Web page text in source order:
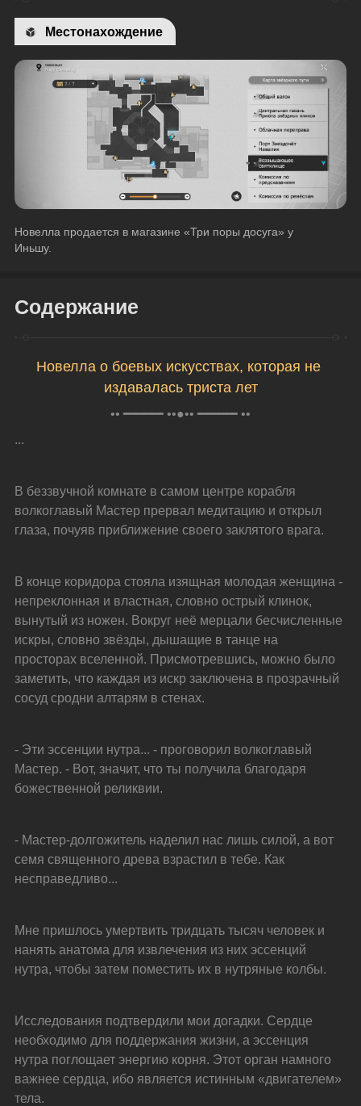
Местонахождение
Новелла продается в магазине «Три поры досуга» у
Иньшу.
Содержание
Новелла о боевых искусствах, которая не
издавалась триста лет
•• ━━━━━ ••●•• ━━━━━ ••
...
В беззвучной комнате в самом центре корабля
волкоглавый Мастер прервал медитацию и открыл
глаза, почуяв приближение своего заклятого врага.
В конце коридора стояла изящная молодая женщина -
непреклонная и властная, словно острый клинок,
вынутый из ножен. Вокруг неё мерцали бесчисленные
искры, словно звёзды, дышащие в танце на
просторах вселенной. Присмотревшись, можно было
заметить, что каждая из искр заключена в прозрачный
сосуд сродни алтарям в стенах.
- Эти эссенции нутра... - проговорил волкоглавый
Мастер. - Вот, значит, что ты получила благодаря
божественной реликвии.
- Мастер-долгожитель наделил нас лишь силой, а вот
семя священного древа взрастил в тебе. Как
несправедливо...
Мне пришлось умертвить тридцать тысяч человек и
нанять анатома для извлечения из них эссенций
нутра, чтобы затем поместить их в нутряные колбы.
Исследования подтвердили мои догадки. Сердце
необходимо для поддержания жизни, а эссенция
нутра поглощает энергию корня. Этот орган намного
важнее сердца, ибо является истинным «двигателем»
тела.